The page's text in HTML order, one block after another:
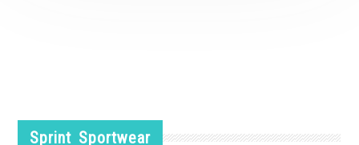
Sprint Sportwear